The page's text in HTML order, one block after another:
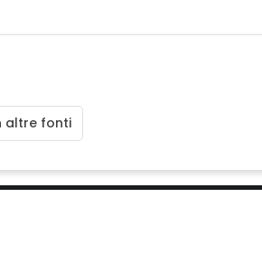
altre fonti